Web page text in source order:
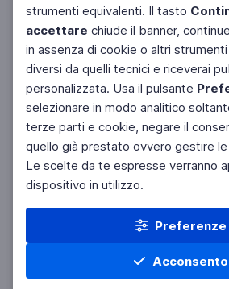
strumenti equivalenti. Il tasto
accettare chiude il banner,
in assenza di cookie o altri
diversi da quelli tecnici e riceverai
personalizzata. Usa il pulsante
selezionare in modo analitico
terze parti e cookie, negare il
quello già prestato ovvero gestire
Le scelte da te espresse verranno
dispositivo in utilizzo.
Preferenze
Acconsento
Facebook Twitter